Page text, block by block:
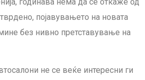
појавувањето на новата
без нивно претставување на
не се веќе интересни ги